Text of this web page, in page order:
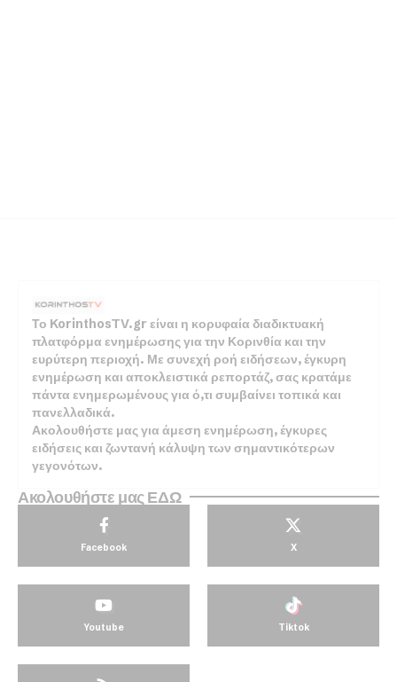
Το KorinthosTV.gr είναι η κορυφαία διαδικτυακή
πλατφόρμα ενημέρωσης για την Κορινθία και την
ευρύτερη περιοχή. Με συνεχή ροή ειδήσεων, έγκυρη
ενημέρωση και αποκλειστικά ρεπορτάζ, σας κρατάμε
πάντα ενημερωμένους για ό,τι συμβαίνει τοπικά και
πανελλαδικά.
Ακολουθήστε μας για άμεση ενημέρωση, έγκυρες
ειδήσεις και ζωντανή κάλυψη των σημαντικότερων
γεγονότων.
Ακολουθήστε μας ΕΔΩ
Facebook X
Youtube Tiktok